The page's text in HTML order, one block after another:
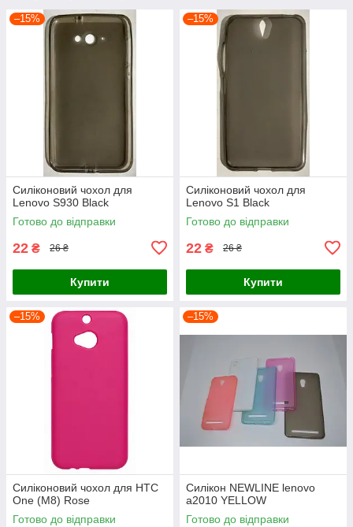
–15%
Силіконовий чохол для
Lenovo S930 Black
Готово до відправки
22 ₴ 26 ₴
Купити
–15%
Силіконовий чохол для
Lenovo S1 Black
Готово до відправки
22 ₴ 26 ₴
Купити
–15%
Силіконовий чохол для HTC
One (M8) Rose
Готово до відправки
–15%
Силікон NEWLINE lenovo
a2010 YELLOW
Готово до відправки